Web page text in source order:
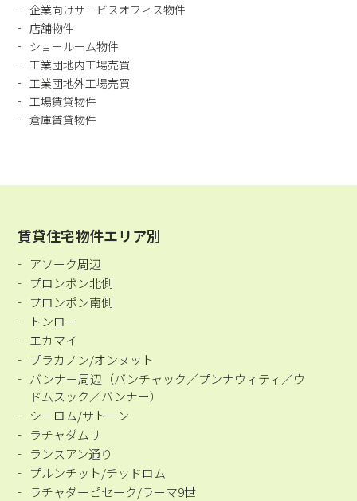
企業向けサービスオフィス物件
店舗物件
ショールーム物件
工業団地内工場売買
工業団地外工場売買
工場賃貸物件
倉庫賃貸物件
賃貸住宅物件エリア別
アソーク周辺
プロンポン北側
プロンポン南側
トンロー
エカマイ
プラカノン/オンヌット
バンナー周辺（バンチャック／プンナウィティ／ウ
ドムスック／バンナー）
シーロム/サトーン
ラチャダムリ
ランスアン通り
プルンチット/チッドロム
ラチャダーピセーク/ラーマ9世